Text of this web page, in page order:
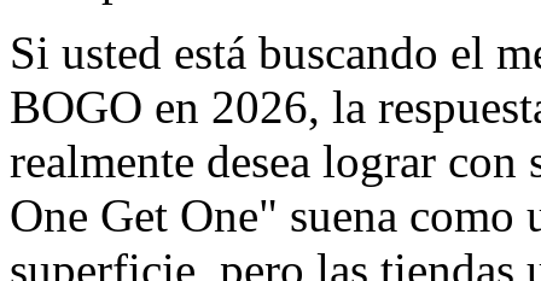
Si usted está buscando el
BOGO en 2026, la
realmente desea lograr
One Get One" suena como
superficie, pero las